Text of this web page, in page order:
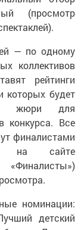
(просмотр
— по одному
коллективов
рейтинги
которых будет
жюри для
конкурса. Все
финалистами
на сайте
«Финалисты»)
номинации:
детский